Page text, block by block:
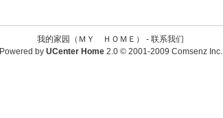
我的家园（ＭＹ ＨＯＭＥ） - 联系我们
Powered by UCenter Home 2.0© 2001-2009 Comsenz Inc.